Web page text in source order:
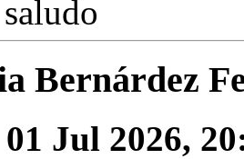
Bernárdez
01 Jul 2026,